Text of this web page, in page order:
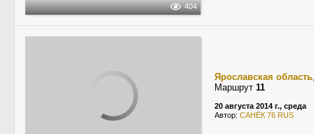
404
Ярославская область
Маршрут 11
20 августа 2014 г., среда
Автор: САНЁК 76 RUS